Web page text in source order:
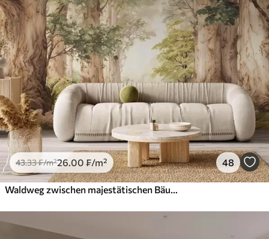
43.33₣/m²26 .00 ₣/m² 48